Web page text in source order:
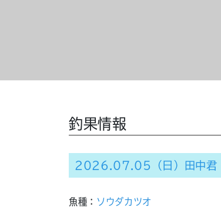
釣果情報
2026.07.05（日）田中君
魚種： ソウダカツオ